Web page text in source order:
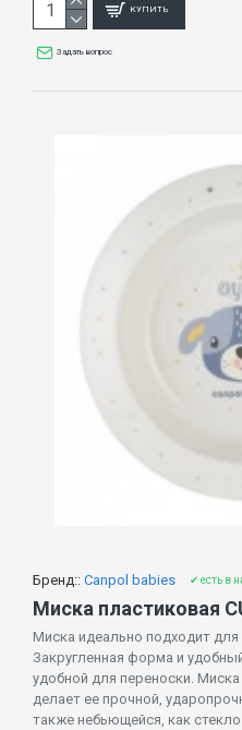
КУПИТЬ
Задать вопрос
Бренд:: Canpol babies ✔ есть в
Миска идеально подходит
Закругленная форма и
удобной для переноски.
делает ее прочной,
также небьющейся, как